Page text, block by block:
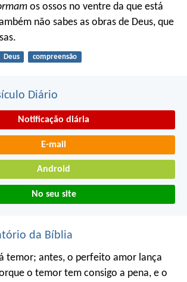
os ossos no ventre da que está
não sabes as obras de Deus, que
Deus compreensão
Diário
Notificação diária
E-mail
Android
No seu site
da Bíblia
temor; antes, o perfeito amor lança
o temor tem consigo a pena, e o